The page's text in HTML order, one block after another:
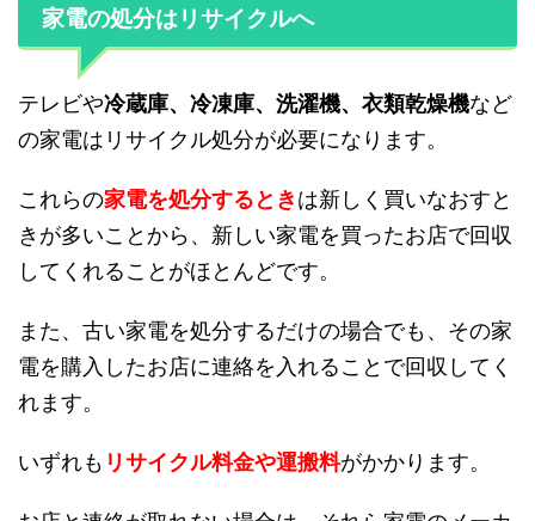
家電の処分はリサイクルへ
テレビや冷蔵庫、冷凍庫、洗濯機、衣類乾燥機など
の家電はリサイクル処分が必要になります。
これらの家電を処分するときは新しく買いなおすと
きが多いことから、新しい家電を買ったお店で回収
してくれることがほとんどです。
また、古い家電を処分するだけの場合でも、その家
電を購入したお店に連絡を入れることで回収してく
れます。
いずれも リサイクル料金や運搬料がかかります。